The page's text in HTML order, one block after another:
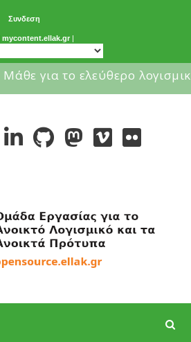
Συνδεση
mycontent.ellak.gr |
Μάθε για το ελεύθερο
Search